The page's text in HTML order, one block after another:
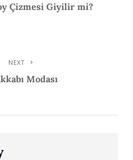
Çizmesi Giyilir mi?
NEXT
Modası